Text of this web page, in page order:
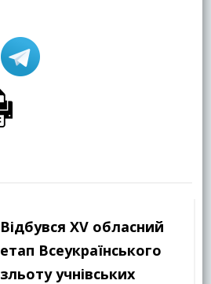
Відбувся XV обласний
етап Всеукраїнського
зльоту учнівських